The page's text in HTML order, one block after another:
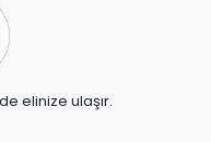
elinize ulaşır.